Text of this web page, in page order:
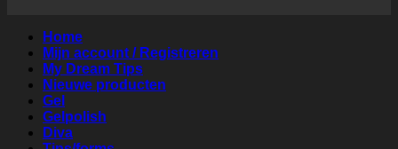
Home
Mijn account / Registreren
My Dream Tips
Nieuwe producten
Gel
Gelpolish
Diva